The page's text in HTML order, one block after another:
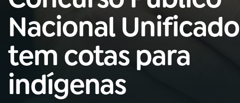
Rádio
Nacional
AO VIVO
01INÍCIO
02A RÁDIO
Nacional Unificado
tem cotas para
indígenas